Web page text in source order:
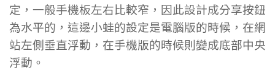
定，一般手機板左右比較窄，因此設計成分享按鈕
為水平的，這邊小蛙的設定是電腦版的時候，在網
站左側垂直浮動，在手機版的時候則變成底部中央
浮動。